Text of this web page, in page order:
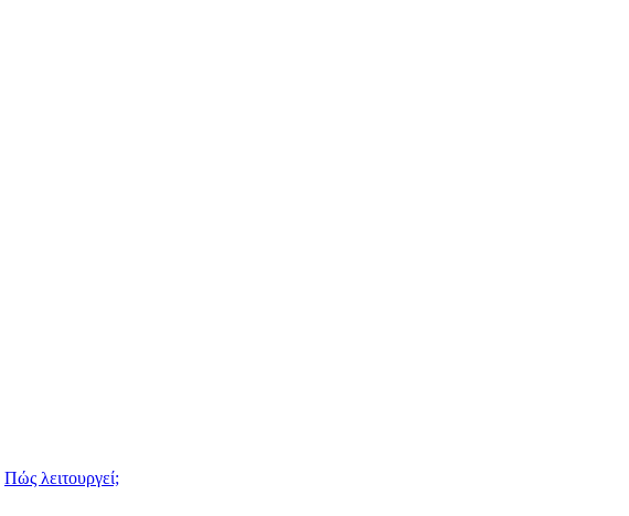
Πώς λειτουργεί;